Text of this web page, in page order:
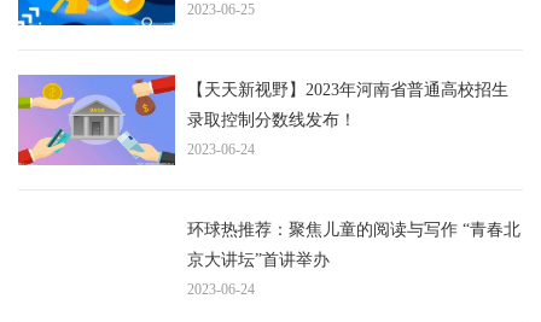
臣“平叛”部队已抵达
2023-06-25
【天天新视野】2023年河南省普通高校招生
录取控制分数线发布！
2023-06-24
环球热推荐：聚焦儿童的阅读与写作 “青春北
京大讲坛”首讲举办
2023-06-24